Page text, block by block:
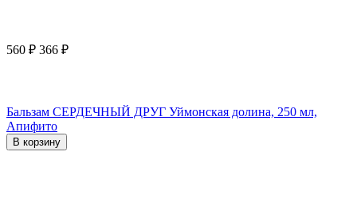
560 ₽ 366 ₽
Бальзам СЕРДЕЧНЫЙ ДРУГ Уймонская долина, 250 мл,
Апифито
В корзину